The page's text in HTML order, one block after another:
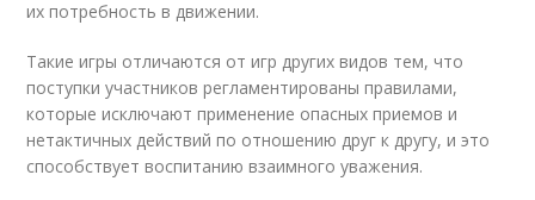
их потребность в движении.
Такие игры отличаются от игр других видов тем, что
поступки участников регламентированы правилами,
которые исключают применение опасных приемов и
нетактичных действий по отношению друг к другу, и это
способствует воспитанию взаимного уважения.